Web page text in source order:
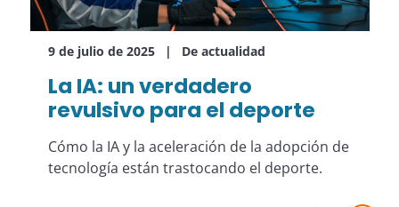
9 de julio de 2025 De actualidad
La IA: un verdadero
revulsivo para el deporte
Cómo la IA y la aceleración de la adopción de
tecnología están trastocando el deporte.